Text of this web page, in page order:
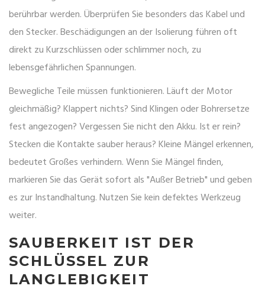
berührbar werden. Überprüfen Sie besonders das Kabel und
den Stecker. Beschädigungen an der Isolierung führen oft
direkt zu Kurzschlüssen oder schlimmer noch, zu
lebensgefährlichen Spannungen.
Bewegliche Teile müssen funktionieren. Läuft der Motor
gleichmäßig? Klappert nichts? Sind Klingen oder Bohrersetze
fest angezogen? Vergessen Sie nicht den Akku. Ist er rein?
Stecken die Kontakte sauber heraus? Kleine Mängel erkennen,
bedeutet Großes verhindern. Wenn Sie Mängel finden,
markieren Sie das Gerät sofort als "Außer Betrieb" und geben
es zur Instandhaltung. Nutzen Sie kein defektes Werkzeug
weiter.
SAUBERKEIT IST DER
SCHLÜSSEL ZUR
LANGLEBIGKEIT